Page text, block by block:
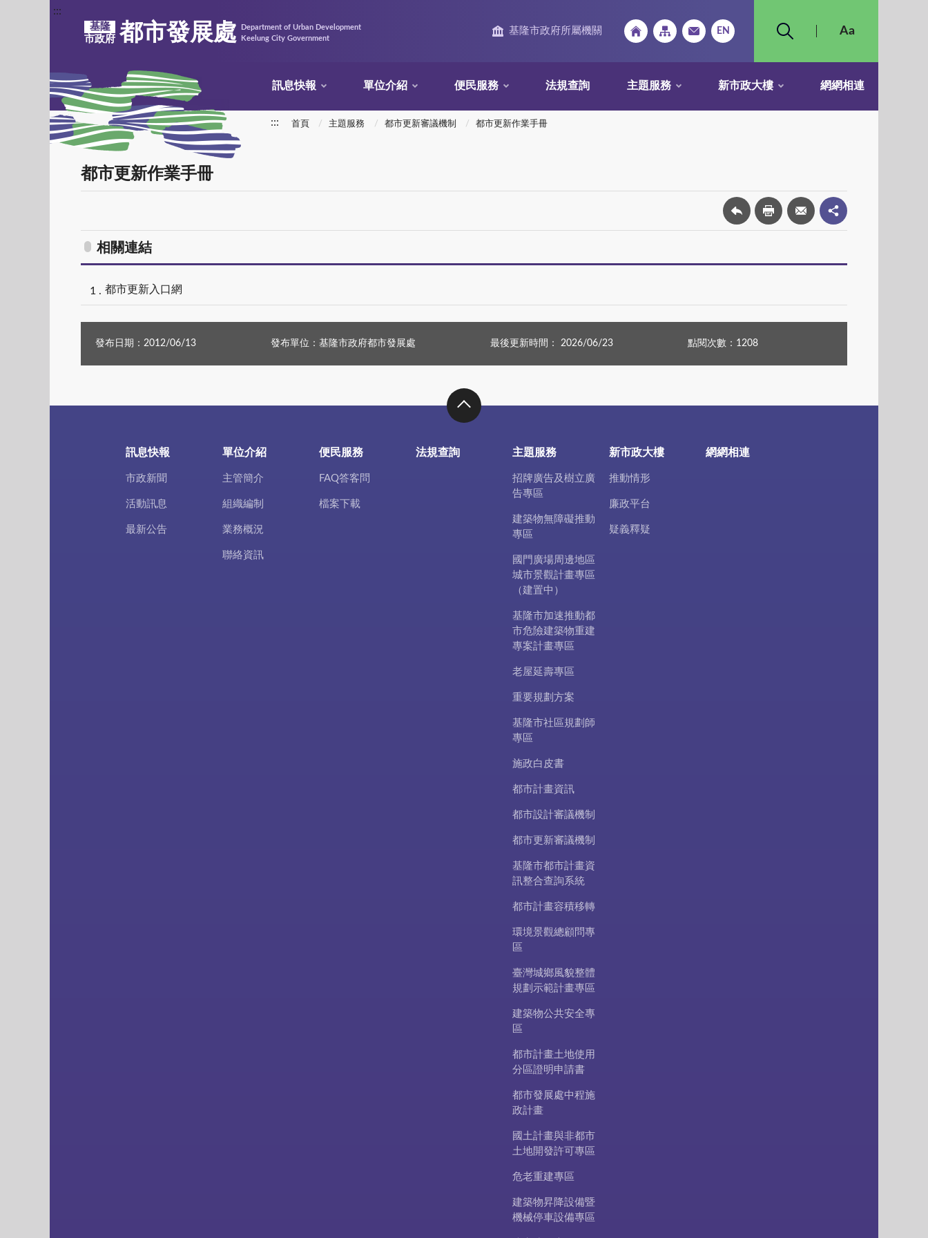
:::
基隆
市政府 都市發展處
Department of Urban Development
Keelung City Government
基隆市政府所屬機關
訊息快報 單位介紹 便民服務 法規查詢 主題服務 新市政大樓 網網相連
::: 首頁 主題服務 都市更新審議機制 都市更新作業手冊
都市更新作業手冊
相關連結
都市更新入口網
發布日期：2012/06/13 發布單位：基隆市政府都市發展處 最後更新時間： 2026/06/23 點閱次數：1208
訊息快報
市政新聞
活動訊息
最新公告
單位介紹
主管簡介
組織編制
業務概況
聯絡資訊
便民服務
FAQ答客問
檔案下載
法規查詢 主題服務
招牌廣告及樹立廣
告專區
建築物無障礙推動
專區
國門廣場周邊地區
城市景觀計畫專區
（建置中）
基隆市加速推動都
市危險建築物重建
專案計畫專區
老屋延壽專區
重要規劃方案
基隆市社區規劃師
專區
施政白皮書
都市計畫資訊
都市設計審議機制
都市更新審議機制
基隆市都市計畫資
訊整合查詢系統
都市計畫容積移轉
環境景觀總顧問專
區
臺灣城鄉風貌整體
規劃示範計畫專區
建築物公共安全專
區
都市計畫土地使用
分區證明申請書
都市發展處中程施
政計畫
國土計畫與非都市
土地開發許可專區
危老重建專區
建築物昇降設備暨
機械停車設備專區
新市政大樓
推動情形
廉政平台
疑義釋疑
網網相連